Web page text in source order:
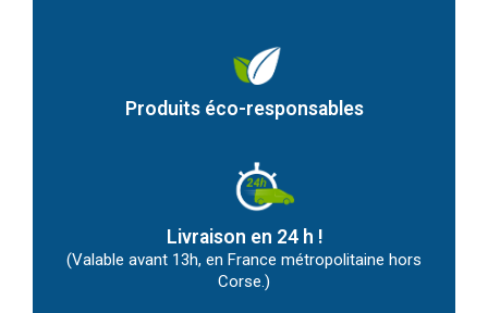
Produits éco-responsables
Livraison en 24 h !
(Valable avant 13h, en France métropolitaine hors
Corse.)